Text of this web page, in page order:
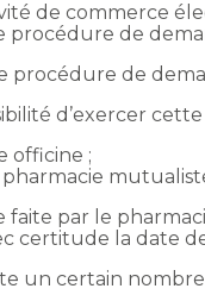
de commerce
de
procédure de
d’exercer
officine ;
faite par le
certitude la date
un certain